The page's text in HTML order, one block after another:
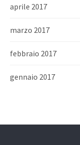
aprile 2017
marzo 2017
febbraio 2017
gennaio 2017